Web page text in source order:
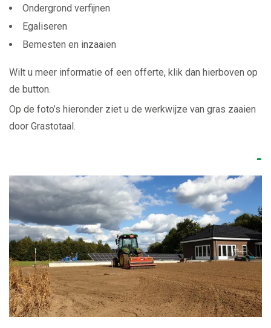
Ondergrond verfijnen
Egaliseren
Bemesten en inzaaien
Wilt u meer informatie of een offerte, klik dan hierboven op
de button.
Op de foto’s hieronder ziet u de werkwijze van gras zaaien
door Grastotaal.
-